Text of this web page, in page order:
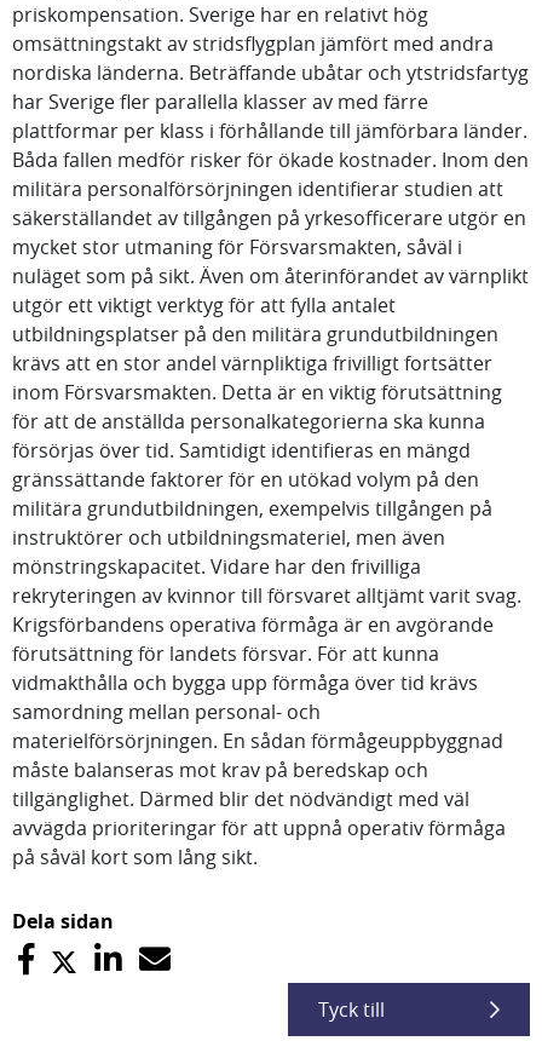
priskompensation. Sverige har en relativt hög
omsättningstakt av stridsflygplan jämfört med andra
nordiska länderna. Beträffande ubåtar och ytstridsfartyg
har Sverige fler parallella klasser av med färre
plattformar per klass i förhållande till jämförbara länder.
Båda fallen medför risker för ökade kostnader. Inom den
militära personalförsörjningen identifierar studien att
säkerställandet av tillgången på yrkesofficerare utgör en
mycket stor utmaning för Försvarsmakten, såväl i
nuläget som på sikt. Även om återinförandet av värnplikt
utgör ett viktigt verktyg för att fylla antalet
utbildningsplatser på den militära grundutbildningen
krävs att en stor andel värnpliktiga frivilligt fortsätter
inom Försvarsmakten. Detta är en viktig förutsättning
för att de anställda personalkategorierna ska kunna
försörjas över tid. Samtidigt identifieras en mängd
gränssättande faktorer för en utökad volym på den
militära grundutbildningen, exempelvis tillgången på
instruktörer och utbildningsmateriel, men även
mönstringskapacitet. Vidare har den frivilliga
rekryteringen av kvinnor till försvaret alltjämt varit svag.
Krigsförbandens operativa förmåga är en avgörande
förutsättning för landets försvar. För att kunna
vidmakthålla och bygga upp förmåga över tid krävs
samordning mellan personal- och
materielförsörjningen. En sådan förmågeuppbyggnad
måste balanseras mot krav på beredskap och
tillgänglighet. Därmed blir det nödvändigt med väl
avvägda prioriteringar för att uppnå operativ förmåga
på såväl kort som lång sikt.
Dela sidan
Tyck till